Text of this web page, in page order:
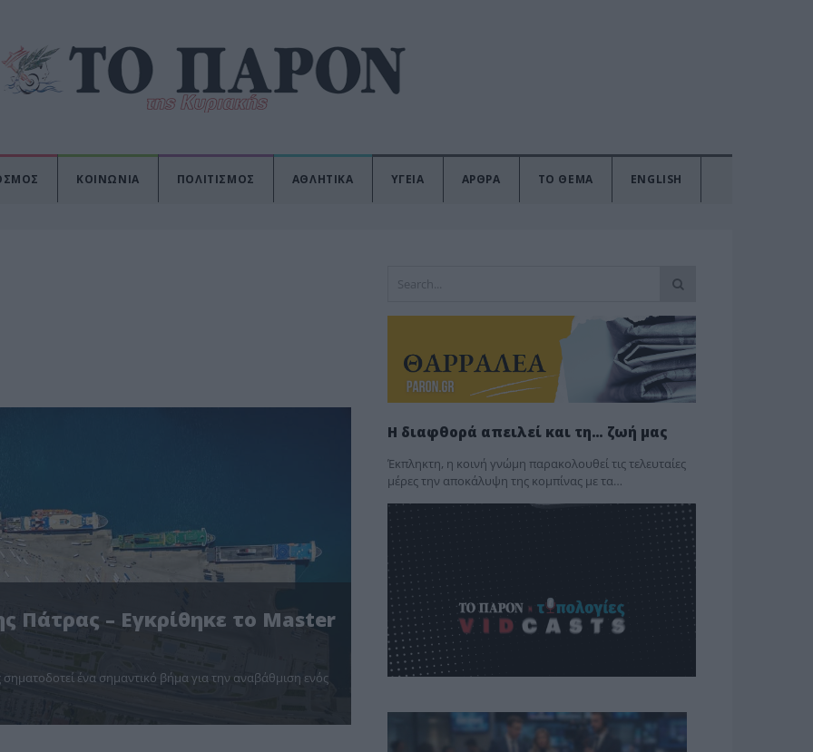
ΚΟΙΝΩΝΙΑ ΠΟΛΙΤΙΣΜΟΣ ΑΘΛΗΤΙΚΑ ΥΓΕΙΑ ΑΡΘΡΑ ΤΟ ΘΕΜΑ ENGLISH
Πάτρας – Εγκρίθηκε το Master
ένα σημαντικό βήμα για την αναβάθμιση ενός
Η διαφθορά απειλεί και τη… ζωή μας
Έκπληκτη, η κοινή γνώμη παρακολουθεί τις τελευταίες
μέρες την αποκάλυψη της κο­μπίνας με τα…